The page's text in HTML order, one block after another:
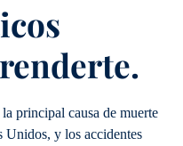
principal causa de muerte
Unidos, y los accidentes